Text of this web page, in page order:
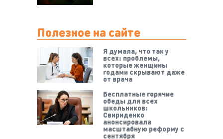
Полезное на сайте
Я думала, что так у
всех: проблемы,
которые женщины
годами скрывают даже
от врача
Бесплатные горячие
обеды для всех
школьников:
Свириденко
анонсировала
масштабную реформу с
сентября